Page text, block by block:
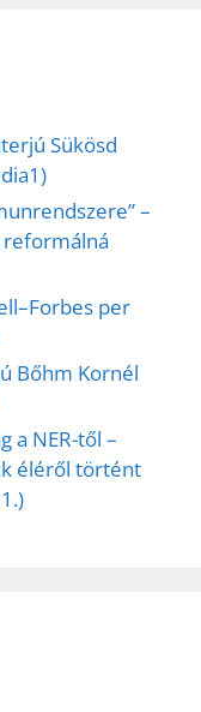
Sükösd
–
reformálná
per
Bőhm Kornél
a NER-től –
éléről történt